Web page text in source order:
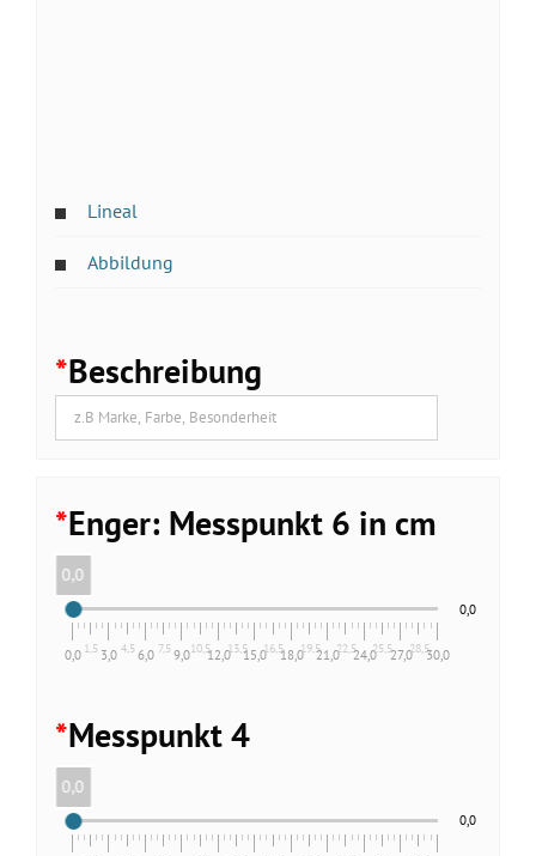
Lineal
Abbildung
*Beschreibung
*Enger: Messpunkt 6 in cm
0,0
0,0 1,5 3,0 4,5 6,0 7,5 9,010,512,013,515,016,518,019,521,022,524,025,527,028,530,0
0,0
*Messpunkt 4
0,0
0,0